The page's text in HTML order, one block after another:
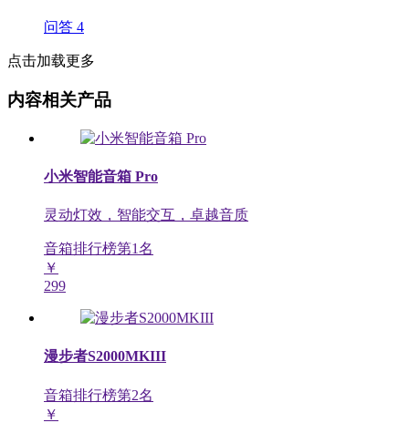
问答 4
点击加载更多
内容相关产品
小米智能音箱 Pro
灵动灯效，智能交互，卓越音质
音箱排行榜第1名
￥
299
漫步者S2000MKIII
音箱排行榜第2名
￥